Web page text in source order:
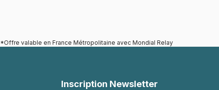
*Offre valable en France Métropolitaine avec Mondial Relay
Inscription Newsletter